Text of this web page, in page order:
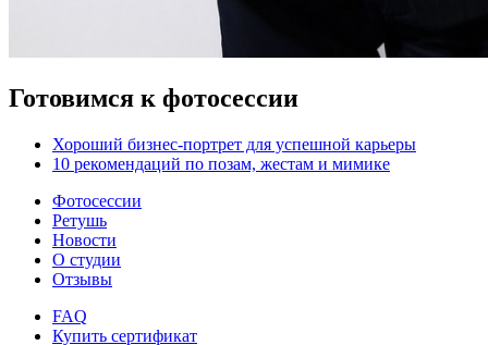
Готовимся к фотосессии
Хороший бизнес-портрет для успешной карьеры
10 рекомендаций по позам, жестам и мимике
Фотосессии
Ретушь
Новости
О студии
Отзывы
FAQ
Купить сертификат